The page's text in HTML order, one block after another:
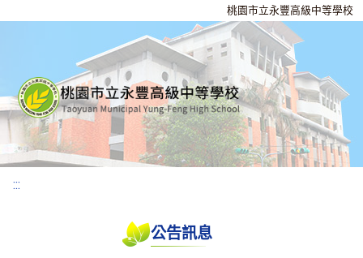
桃園市立永豐高級中等學校
:::
公告訊息